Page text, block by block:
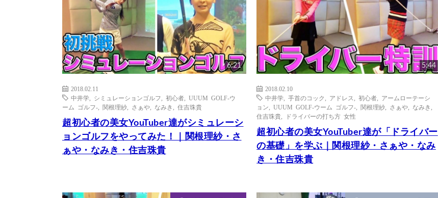
6:21
2018.02.11
中井学
シミュレーションゴルフ 初心者
UUUM GOLF-ウ
ーム ゴルフ-
関根理紗 さぁや なみき 住吉珠貴
超初心者の美女YouTuber達がシミュレーシ
ョンゴルフをやってみた！｜関根理紗・さ
ぁや・なみき・住吉珠貴
5:44
2018.02.10
中井学 ,手首のコック アドレス ,初心者
アームローテーシ
ョン
,UUUM GOLF-ウーム ゴルフ- 関根理紗 さぁや なみき
住吉珠貴
ドライバーの打ち方 女性
超初心者の美女YouTuber達が「ドライバー
の基礎」を学ぶ｜関根理紗・さぁや・なみ
き・住吉珠貴